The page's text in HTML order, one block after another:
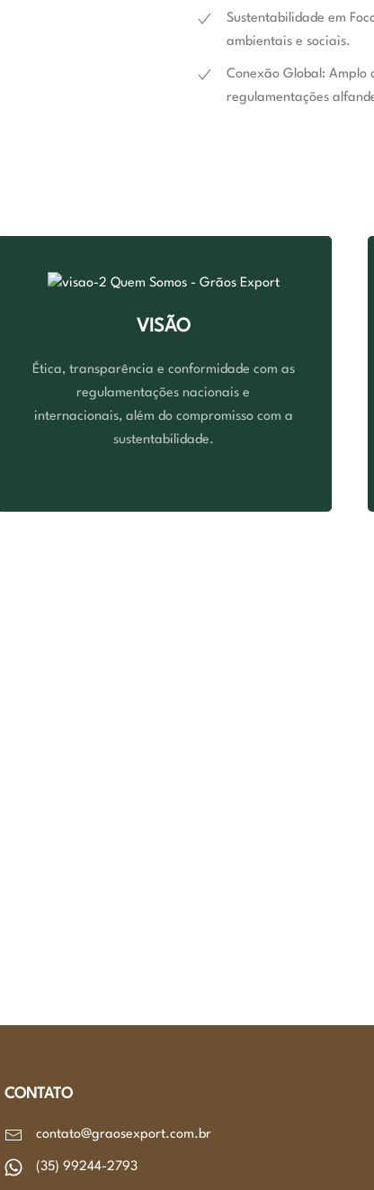
Sustentabilidade em
ambientais e sociais.
Conexão Global: Amplo
regulamentações
VISÃO
Ética, transparência e conformidade com as
regulamentações nacionais e
internacionais, além do compromisso com a
sustentabilidade.
CONTATO
contato@graosexport.com.br
(35) 99244-2793